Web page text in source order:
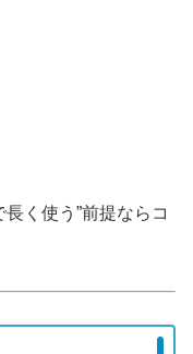
く使う”前提ならコ